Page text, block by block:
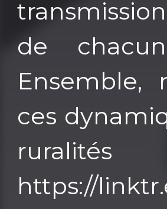
de
Ensemble,
ces
https://